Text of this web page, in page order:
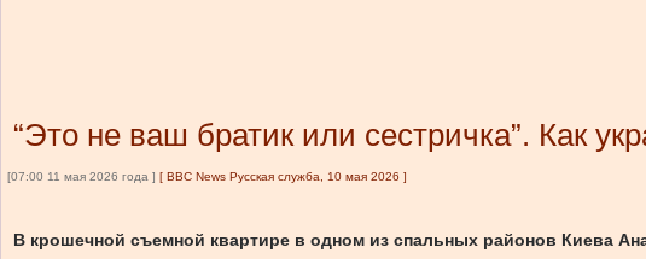
“Это не ваш братик или сестричка”. Как
[07:00 11 мая 2026 года ] [ BBC News Русская служба, 10 мая 2026 ]
В крошечной съемной квартире в одном из спальных районов Киева